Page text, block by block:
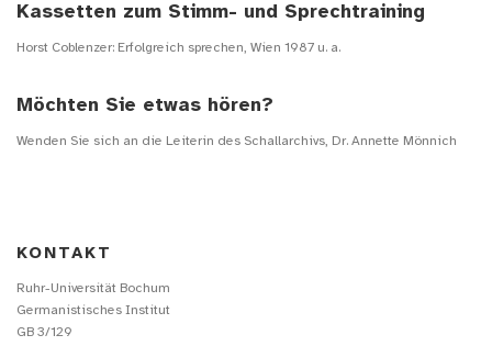
Kassetten zum Stimm- und Sprechtraining
Horst Coblenzer: Erfolgreich sprechen, Wien 1987 u. a.
Möchten Sie etwas hören?
Wenden Sie sich an die Leiterin des Schallarchivs, Dr. Annette Mönnich
KONTAKT
Ruhr-Universität Bochum
Germanistisches Institut
GB 3/129